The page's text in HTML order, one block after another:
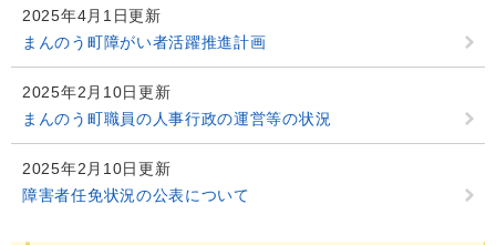
2025年4月1日更新
まんのう町障がい者活躍推進計画
2025年2月10日更新
まんのう町職員の人事行政の運営等の状況
2025年2月10日更新
障害者任免状況の公表について